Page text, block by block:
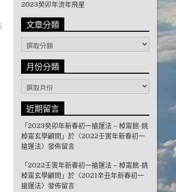
2023癸卯年流年飛星
文章分類
文章分類
月份分類
月份分類
近期留言
「 2023癸卯年新春初一搶運法 – 棹甯館-姚
棹甯玄學顧問 」於〈2022壬寅年新春初一
搶運法〉發佈留言
「 2022壬寅年新春初一搶運法 – 棹甯館-姚
棹甯玄學顧問 」於〈2021辛丑年新春初一
搶運法〉發佈留言